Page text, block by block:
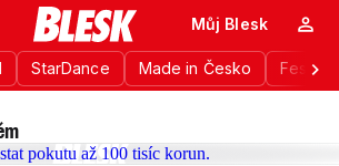
StarDance Made in Česko
Můj Blesk